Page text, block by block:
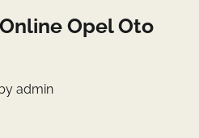
Opel Oto
admin